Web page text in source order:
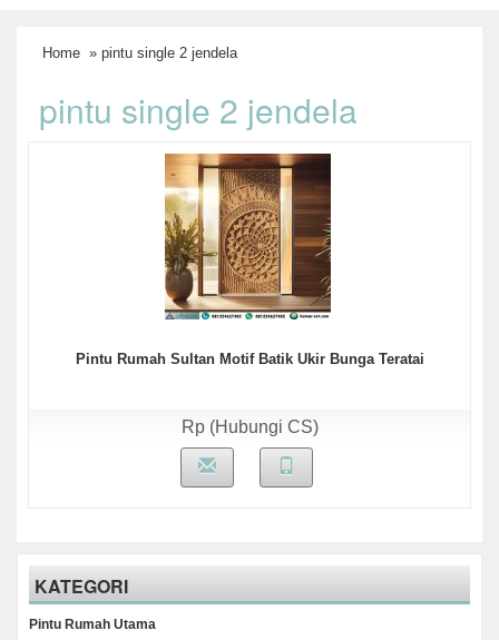
Home » pintu single 2 jendela
pintu single 2 jendela
Pintu Rumah Sultan Motif Batik Ukir Bunga Teratai
Rp (Hubungi CS)
KATEGORI
Pintu Rumah Utama